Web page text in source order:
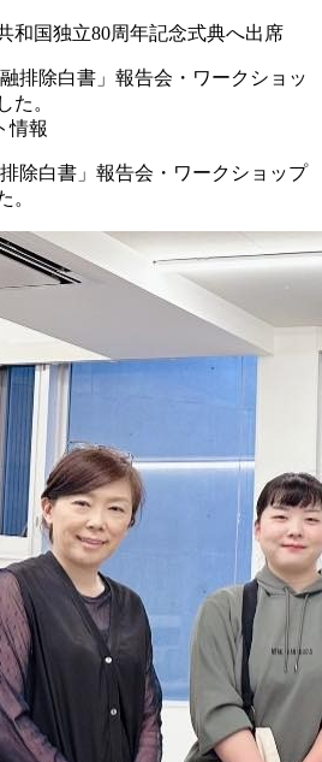
和国独立80周年記念式典へ出席
情報
排除白書」報告会・ワークショップ
。